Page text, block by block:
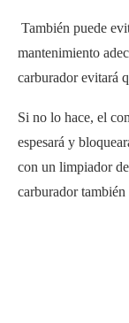
También puede
mantenimiento
carburador evitará
Si no lo hace, el
espesará y
con un limpiador
carburador